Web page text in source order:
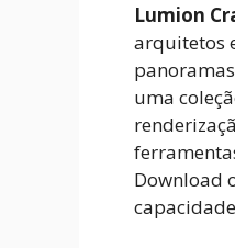
Lumion
arquitetos
uma
Download